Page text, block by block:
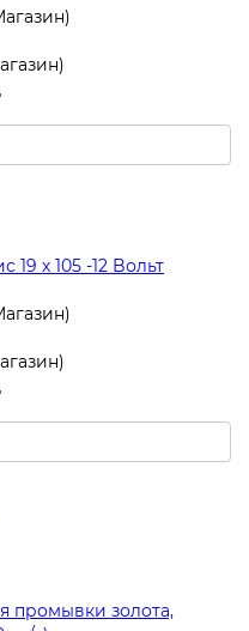
х 105 -12 Bольт
промывки золота,